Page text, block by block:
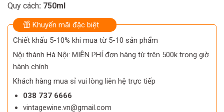
Quy cách: 750ml
Khuyến mãi đặc biệt
Chiết khấu 5-10% khi mua từ 5-10 sản phẩm
Nội thành Hà Nội: MIỄN PHÍ đơn hàng từ trên 500k trong giờ
hành chính
Khách hàng mua sỉ vui lòng liên hệ trực tiếp
038 737 6666
vintagewine.vn@gmail.com